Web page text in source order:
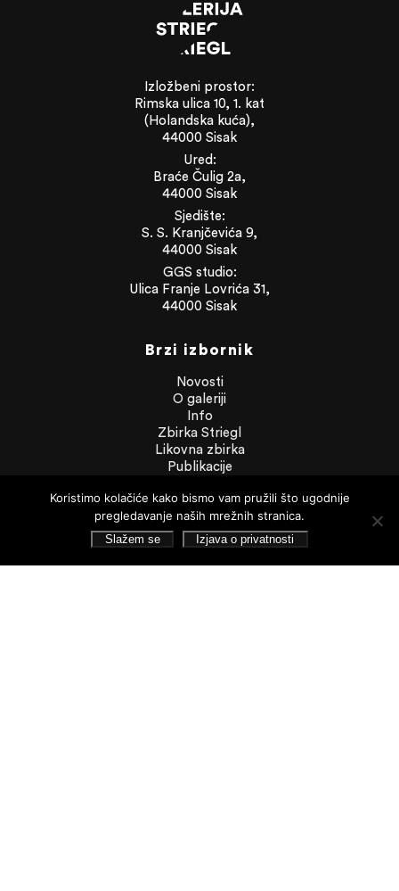
Izložbeni prostor:
Rimska ulica 10, 1. kat
(Holandska kuća),
44000 Sisak
Ured:
Braće Čulig 2a,
44000 Sisak
Sjedište:
S. S. Kranjčevića 9,
44000 Sisak
GGS studio:
Ulica Franje Lovrića 31,
44000 Sisak
Brzi izbornik
Novosti
O galeriji
Info
Zbirka Striegl
Likovna zbirka
Publikacije
Dokumenti
Koristimo kolačiće kako bismo vam pružili što ugodnije
pregledavanje naših mrežnih stranica.
Slažem se Izjava o privatnosti